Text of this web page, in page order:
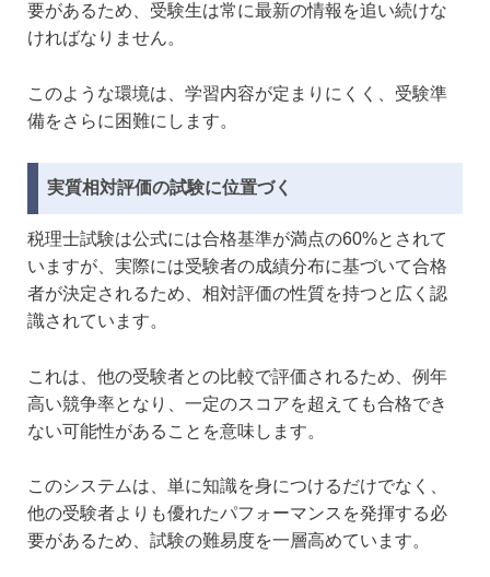
要があるため、受験生は常に最新の情報を追い続けな
ければなりません。
このような環境は、学習内容が定まりにくく、受験準
備をさらに困難にします。
実質相対評価の試験に位置づく
税理士試験は公式には合格基準が満点の60%とされて
いますが、実際には受験者の成績分布に基づいて合格
者が決定されるため、相対評価の性質を持つと広く認
識されています。
これは、他の受験者との比較で評価されるため、例年
高い競争率となり、一定のスコアを超えても合格でき
ない可能性があることを意味します。
このシステムは、単に知識を身につけるだけでなく、
他の受験者よりも優れたパフォーマンスを発揮する必
要があるため、試験の難易度を一層高めています。